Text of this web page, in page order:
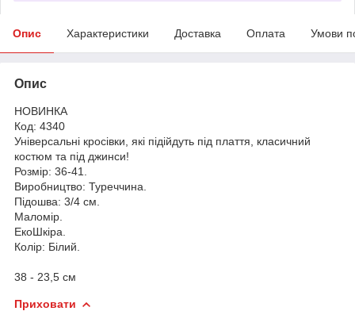
Опис Характеристики Доставка Оплата Умови
Опис
НОВИНКА
Код: 4340
Універсальні кросівки, які підійдуть під плаття, класичний
костюм та під джинси!
Розмір: 36-41.
Виробництво: Туреччина.
Підошва: 3/4 см.
Маломір.
ЕкоШкіра.
Колір: Білий.
38 - 23,5 см
Приховати